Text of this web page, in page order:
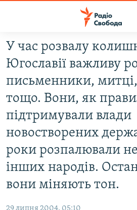
Перейти
до
основного
матеріалу
до
основної
навігації
до
пошуку
РАДІО СВОБОДА – 70 РОКІВ
СУСПІЛЬСТВО
КУЛЬТУРА
СПОРТ
ВІЙНА
ДОНБАС.РЕАЛІЇ
КРИМ.РЕАЛІЇ
ТИ ЯК?
У час розвалу
Югославiї важливу
письменники,
тощо. Вони, як
пiдтримували влади
новостворених
роки розпалювали
iнших народiв.
вони мiняють тон.